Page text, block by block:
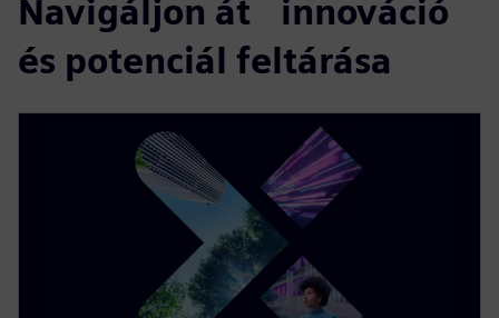
Navigáljon át innováció
és potenciál feltárása